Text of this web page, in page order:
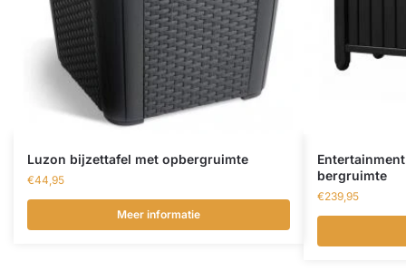
Luzon bijzettafel met opbergruimte
€44,95
Meer informatie
bergruimte
€239,95